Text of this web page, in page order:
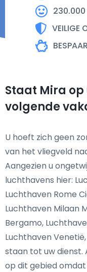
230.000
VEILIGE
Staat Mira
volgende
U hoeft zich geen
van het vliegveld
Aangezien u
luchthavens hier:
Luchthaven Rome
Luchthaven Milaan
Bergamo,
Luchthaven
staan tot uw dienst.
op dit gebied